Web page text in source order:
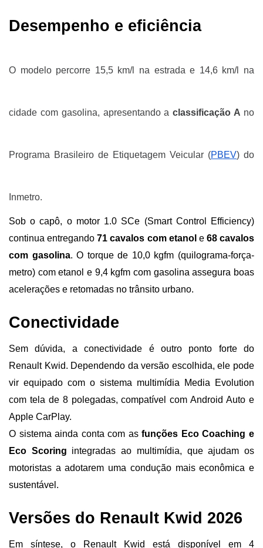
Desempenho e eficiência
O modelo percorre 15,5 km/l na estrada e 14,6 km/l na
cidade com gasolina, apresentando aclassificação A no
Programa Brasileiro de Etiquetagem Veicular (PBEV) do
Inmetro.
Sob o capô, o motor 1.0 SCe (Smart Control Efficiency)
continua entregando 71 cavalos com etanol e 68 cavalos
com gasolina. O torque de 10,0 kgfm (quilograma-força-
metro) com etanol e 9,4 kgfm com gasolina assegura boas
acelerações e retomadas no trânsito urbano.
Conectividade
Sem dúvida, a conectividade é outro ponto forte do
Renault Kwid. Dependendo da versão escolhida, ele pode
vir equipado com o sistema multimídia Media Evolution
com tela de 8 polegadas, compatível com Android Auto e
Apple CarPlay.
O sistema ainda conta com as funções Eco Coaching e
Eco Scoring integradas ao multimídia, que ajudam os
motoristas a adotarem uma condução mais econômica e
sustentável.
Versões do Renault Kwid 2026
Em síntese, o Renault Kwid está disponível em 4